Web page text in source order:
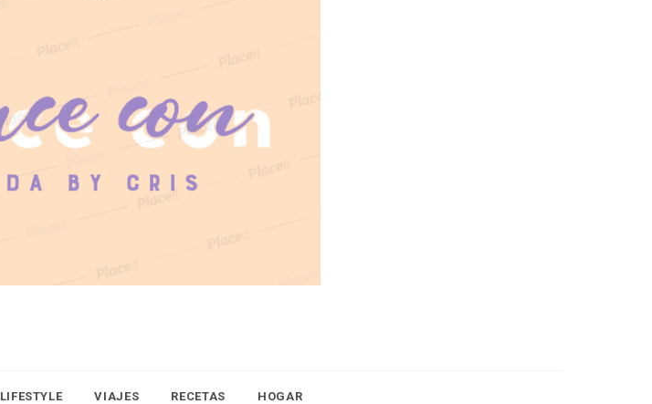
LIFESTYLE VIAJES RECETAS HOGAR